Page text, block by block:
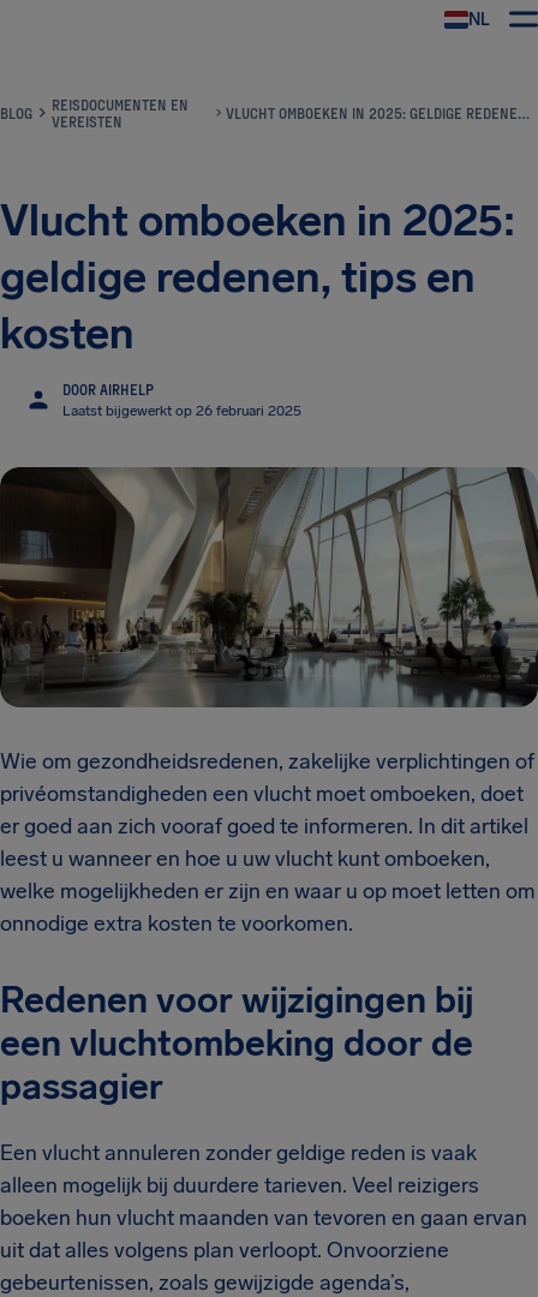
NL
BLOG
REISDOCUMENTEN EN
VEREISTEN
VLUCHT OMBOEKEN IN 2025: GELDIGE REDENEN, TIPS EN KOSTEN
Vlucht omboeken in 2025:
geldige redenen, tips en
kosten
DOOR AIRHELP
Laatst bijgewerkt op 26 februari 2025
Wie om gezondheidsredenen, zakelijke verplichtingen of
privéomstandigheden een vlucht moet omboeken, doet
er goed aan zich vooraf goed te informeren. In dit artikel
leest u wanneer en hoe u uw vlucht kunt omboeken,
welke mogelijkheden er zijn en waar u op moet letten om
onnodige extra kosten te voorkomen.
Redenen voor wijzigingen bij
een vluchtombeking door de
passagier
Een vlucht annuleren zonder geldige reden is vaak
alleen mogelijk bij duurdere tarieven. Veel reizigers
boeken hun vlucht maanden van tevoren en gaan ervan
uit dat alles volgens plan verloopt. Onvoorziene
gebeurtenissen, zoals gewijzigde agenda’s,